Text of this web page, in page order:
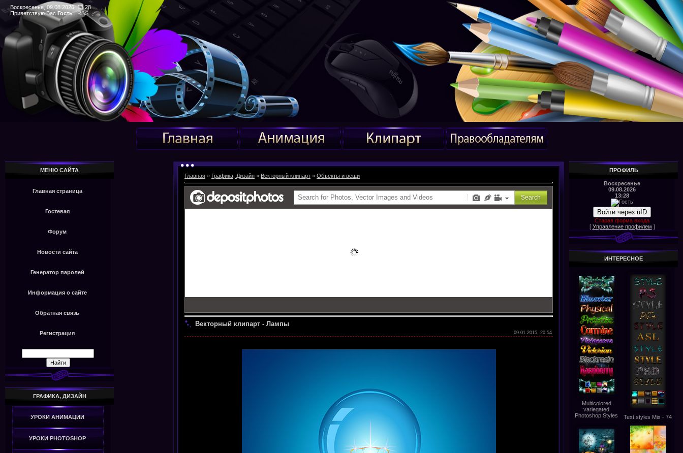
Воскресенье, 09.08.2026, 13:28
Приветствую Вас Гость|RSS
МЕНЮ САЙТА
Главная страница
Гостевая
Форум
Новости сайта
Генератор паролей
Информация о сайте
Обратная связь
Регистрация
ГРАФИКА, ДИЗАЙН
УРОКИ АНИМАЦИИ
УРОКИ PHOTOSHOP
Главная » Графика, Дизайн » Векторный клипарт » Объекты и вещи
Векторный клипарт - Лампы
09.01.2015, 20:54
ПРОФИЛЬ
Воскресенье
09.08.2026
13:28
Войти через uID
Старая форма входа
[ Управление профилем ]
ИНТЕРЕСНОЕ
Multicolored
variegated
Photoshop Styles
Text styles Mix - 74